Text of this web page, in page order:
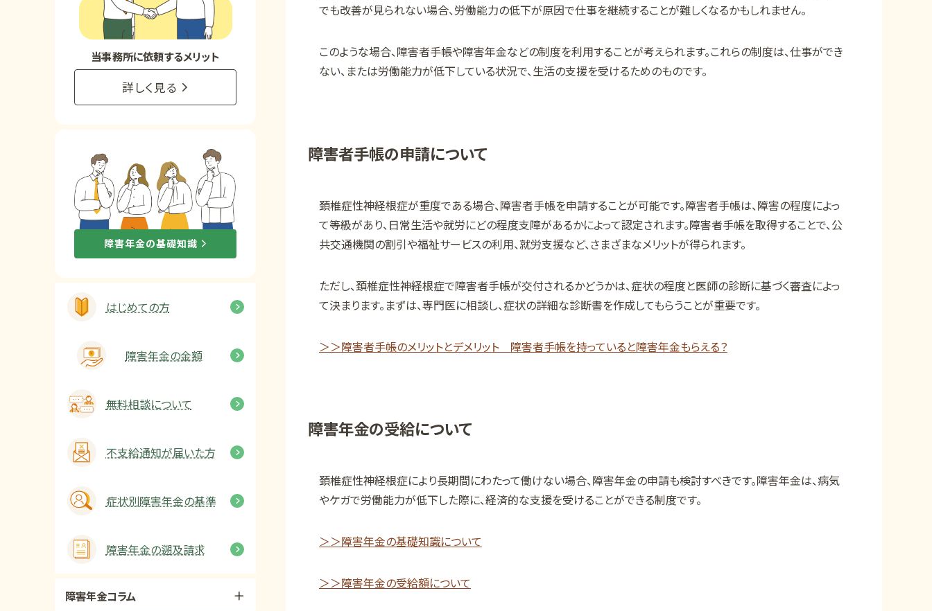
で受給相談をする
メリット
お電話でのお問い合わせ
089-907-3797
でも改善が見られない場合、労働能力の低下が原因で仕事を継続することが難しくなるかもしれません。
このような場合、障害者手帳や障害年金などの制度を利用することが考えられます。これらの制度は、仕事ができ
ない、または労働能力が低下している状況で、生活の支援を受けるためのものです。
障害者手帳の申請について
頚椎症性神経根症が重度である場合、障害者手帳を申請することが可能です。障害者手帳は、障害の程度によっ
て等級があり、日常生活や就労にどの程度支障があるかによって認定されます。障害者手帳を取得することで、公
共交通機関の割引や福祉サービスの利用、就労支援など、さまざまなメリットが得られます。
ただし、頚椎症性神経根症で障害者手帳が交付されるかどうかは、症状の程度と医師の診断に基づく審査によっ
て決まります。まずは、専門医に相談し、症状の詳細な診断書を作成してもらうことが重要です。
＞＞障害者手帳のメリットとデメリット 障害者手帳を持っていると障害年金もらえる？
障害年金の受給について
頚椎症性神経根症により長期間にわたって働けない場合、障害年金の申請も検討すべきです。障害年金は、病気
やケガで労働能力が低下した際に、経済的な支援を受けることができる制度です。
＞＞障害年金の基礎知識について
＞＞障害年金の受給額について
当事務所に依頼するメリット
詳しく見る
障害年金の基礎知識
はじめての方
障害年金の金額
無料相談について
不支給通知が届いた方
症状別障害年金の基準
障害年金の遡及請求
障害年金コラム